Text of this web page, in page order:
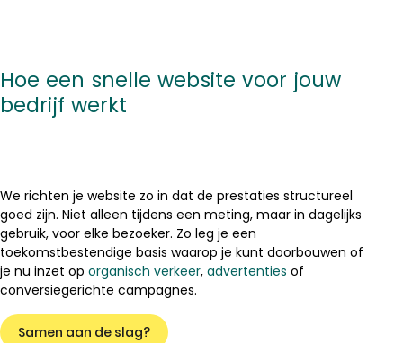
Hoe een snelle website voor jouw
bedrijf werkt
We richten je website zo in dat de prestaties structureel
goed zijn. Niet alleen tijdens een meting, maar in dagelijks
gebruik, voor elke bezoeker. Zo leg je een
toekomstbestendige basis waarop je kunt doorbouwen of
je nu inzet op organisch verkeer, advertenties of
conversiegerichte campagnes.
Samen aan de slag?